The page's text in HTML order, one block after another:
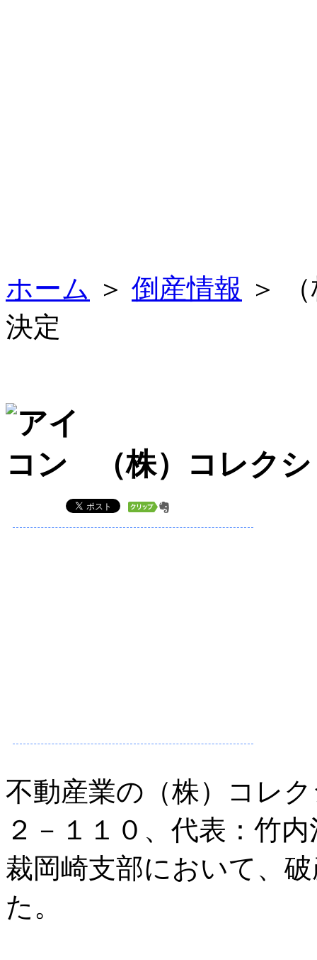
ホーム ＞ 倒産情報 ＞
決定
（株）コレク
不動産業の（株）コレ
２－１１０、代表：竹
裁岡崎支部において、
た。